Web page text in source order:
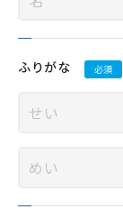
ふりがな 必須